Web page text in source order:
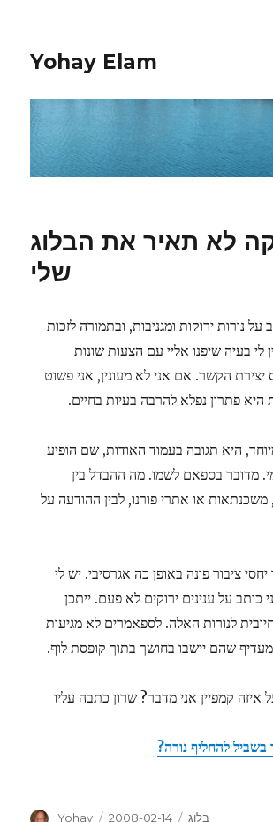
Yohay Elam
לא תאיר את הבלוג
שלי
על נורות ירוקות ומגניבות, ובתמורה לזכות
בעיה שיפנו אליי עם הצעות שונות
יצירת הקשר. אם אני לא מעונין, אני פשוט
פתרון נפלא להרבה בעיות בחיים.
היא תגובה בעמוד האודות, שם הופיע
מדובר בספאם לשמו. מה ההבדל בין
משכנתאות או אתרי פורנו, לבין ההודעה על
ציבור פונה באופן כה אגרסיבי. יש לי
כותב על ענינים ירוקים לא פעם. ייתכן
לנורות האלה. לספאמרים לא מגיעות
מעדיף שהם יישבו בחושך בתוך קופסת לוף.
איזה קמפיין אני מדבר? שרון כתבה עליו
בשביל להחליף נורה?
Author
Yohay
Posted
2008-02-14 Categories
בלוג